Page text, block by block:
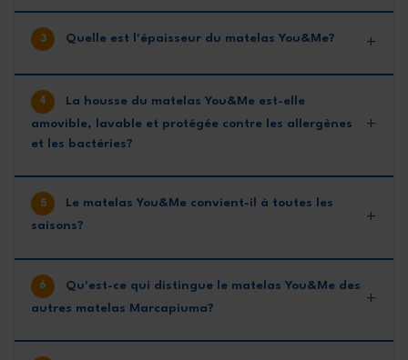
Quelle est l'épaisseur du matelas You&Me?
La housse du matelas You&Me est-elle
amovible, lavable et protégée contre les allergènes
et les bactéries?
Le matelas You&Me convient-il à toutes les
saisons?
Qu'est-ce qui distingue le matelas You&Me des
autres matelas Marcapiuma?